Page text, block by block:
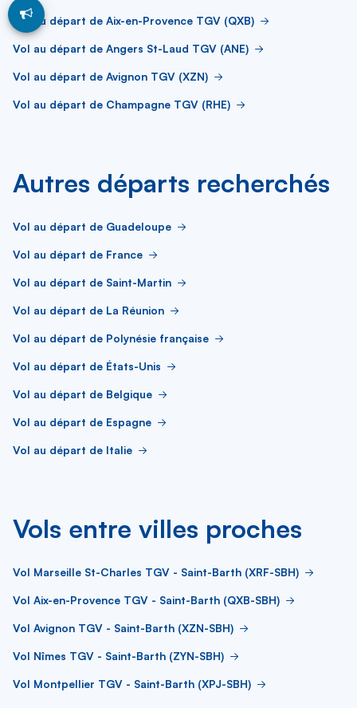
Vol au départ de Aix-en-Provence TGV (QXB)
Vol au départ de Angers St-Laud TGV (ANE)
Vol au départ de Avignon TGV (XZN)
Vol au départ de Champagne TGV (RHE)
Autres départs recherchés
Vol au départ de Guadeloupe
Vol au départ de France
Vol au départ de Saint-Martin
Vol au départ de La Réunion
Vol au départ de Polynésie française
Vol au départ de États-Unis
Vol au départ de Belgique
Vol au départ de Espagne
Vol au départ de Italie
Vols entre villes proches
Vol Marseille St-Charles TGV - Saint-Barth (XRF-SBH)
Vol Aix-en-Provence TGV - Saint-Barth (QXB-SBH)
Vol Avignon TGV - Saint-Barth (XZN-SBH)
Vol Nîmes TGV - Saint-Barth (ZYN-SBH)
Vol Montpellier TGV - Saint-Barth (XPJ-SBH)